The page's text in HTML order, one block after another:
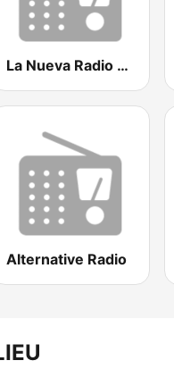
La Nueva Radio Ya 600
Alternative Radio